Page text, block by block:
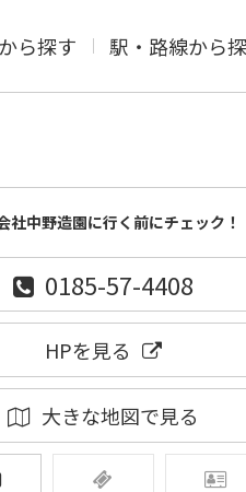
ら探す 駅・路線から
社中野造園に行く前にチェック！
0185-57-4408
HPを見る
大きな地図で見る